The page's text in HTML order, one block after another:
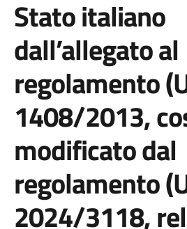
Stato italiano
dall’allegato al
regolamento
1408/2013,
modificato dal
regolamento
2024/3118,